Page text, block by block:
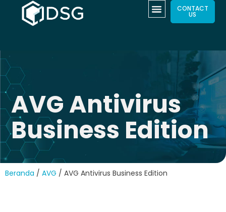
CONTACT
US
AVG Antivirus
Business Edition
Beranda / AVG / AVG Antivirus Business Edition